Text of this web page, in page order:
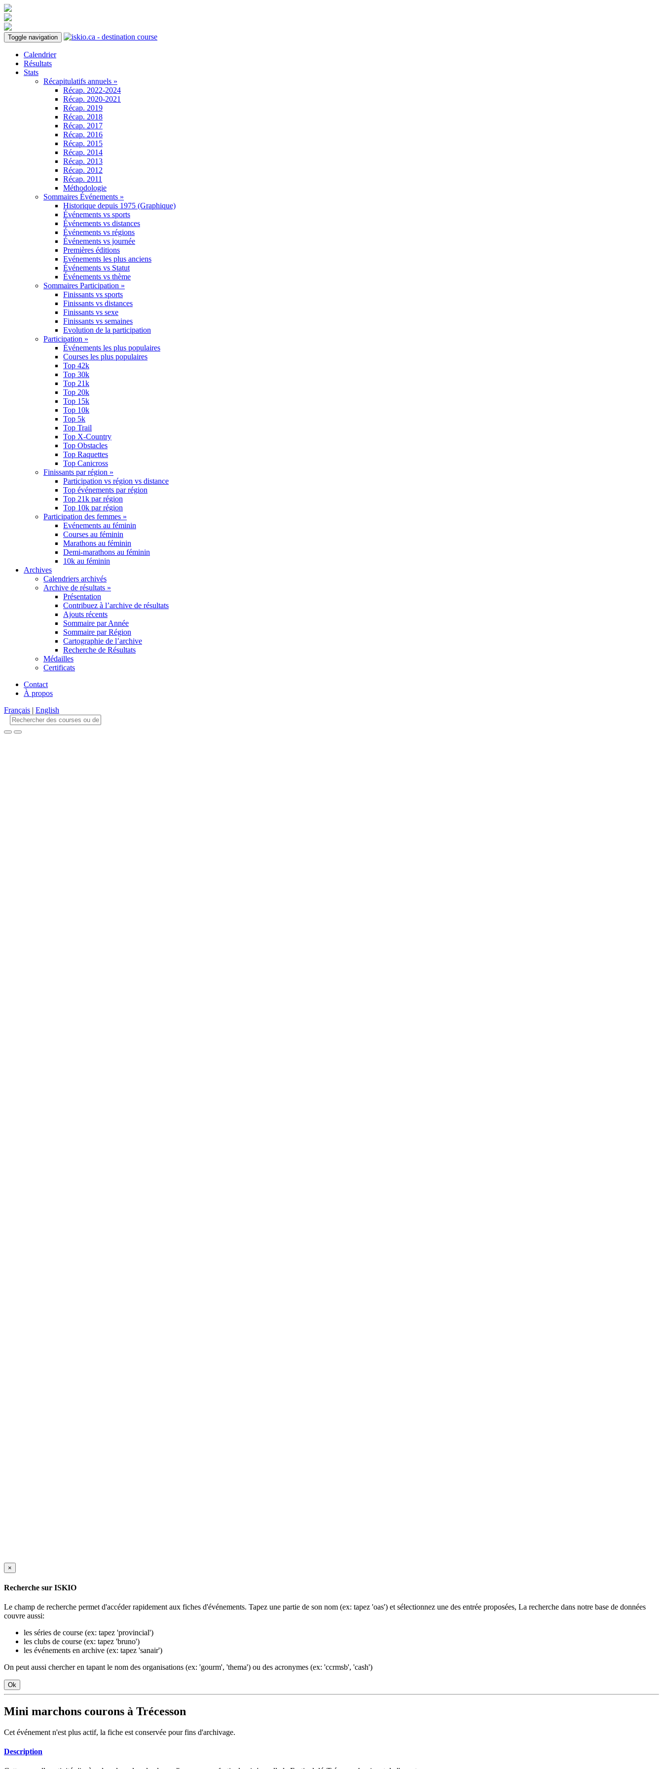
Toggle navigation
Calendrier
Résultats
Stats
Récapitulatifs annuels »
Récap. 2022-2024
Récap. 2020-2021
Récap. 2019
Récap. 2018
Récap. 2017
Récap. 2016
Récap. 2015
Récap. 2014
Récap. 2013
Récap. 2012
Récap. 2011
Méthodologie
Sommaires Événements »
Historique depuis 1975 (Graphique)
Événements vs sports
Événements vs distances
Événements vs régions
Événements vs journée
Premières éditions
Evénements les plus anciens
Événements vs Statut
Événements vs thème
Sommaires Participation »
Finissants vs sports
Finissants vs distances
Finissants vs sexe
Finissants vs semaines
Evolution de la participation
Participation »
Événements les plus populaires
Courses les plus populaires
Top 42k
Top 30k
Top 21k
Top 20k
Top 15k
Top 10k
Top 5k
Top Trail
Top X-Country
Top Obstacles
Top Raquettes
Top Canicross
Finissants par région »
Participation vs région vs distance
Top événements par région
Top 21k par région
Top 10k par région
Participation des femmes »
Evénements au féminin
Courses au féminin
Marathons au féminin
Demi-marathons au féminin
10k au féminin
Archives
Calendriers archivés
Archive de résultats »
Présentation
Contribuez à l’archive de résultats
Ajouts récents
Sommaire par Année
Sommaire par Région
Cartographie de l’archive
Recherche de Résultats
Médailles
Certificats
Contact
À propos
Français | English
×
Recherche sur ISKIO
Le champ de recherche permet d'accéder rapidement aux fiches d'événements. Tapez une partie de son nom (ex: tapez 'oas') et sélectionnez une des entrée proposées, La recherche dans notre base de données
couvre aussi:
les séries de course (ex: tapez 'provincial')
les clubs de course (ex: tapez 'bruno')
les événements en archive (ex: tapez 'sanair')
On peut aussi chercher en tapant le nom des organisations (ex: 'gourm', 'thema') ou des acronymes (ex: 'ccrmsb', 'cash')
Ok
Mini marchons courons à Trécesson
Cet événement n'est plus actif, la fiche est conservée pour fins d'archivage.
Description